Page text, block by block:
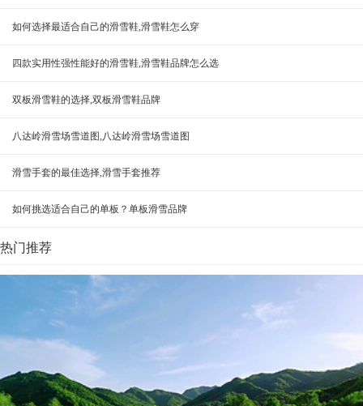
如何选择最适合自己的滑雪鞋,滑雪鞋怎么穿
四款实用性强性能好的滑雪鞋,滑雪鞋品牌怎么选
双板滑雪鞋的选择,双板滑雪鞋品牌
八达岭滑雪场雪道图,八达岭滑雪场雪道图
滑雪手套的最佳选择,滑雪手套推荐
如何挑选适合自己的单板？单板滑雪品牌
热门推荐